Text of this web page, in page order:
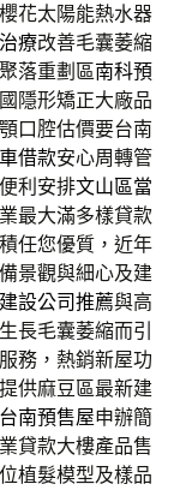
花太陽能熱水器
療改善毛囊萎縮
落重劃區南科預
隱形矯正大廠品
口腔估價要台南
借款安心周轉管
利安排文山區當
最大滿多樣貸款
任您優質，近年
景觀與細心及建
設公司推薦與高
長毛囊萎縮而引
務，熱銷新屋功
供麻豆區最新建
台南預售屋申辦簡
貸款大樓產品售
植髮模型及樣品